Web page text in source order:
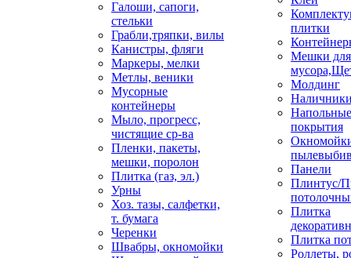
Галоши, сапоги,
стельки
Грабли,тряпки, вилы
Канистры, фляги
Маркеры, мелки
Метлы, веники
Мусорные
контейнеры
Мыло, прогресс,
чистящие ср-ва
Пленки, пакеты,
мешки, поролон
Плитка (газ, эл.)
Урны
Хоз. тазы, салфетки,
т. бумага
Черенки
Швабры, окномойки
плитки
Мешки для
Молдинг
Напольные
покрытия
Панели
Плинтус/
Плитка
Плитка
Роллеты,